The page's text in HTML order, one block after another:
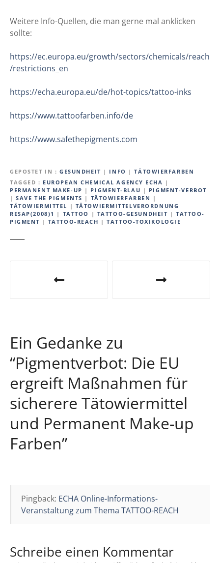
Weitere Info-Quellen, die man gerne mal anklicken
sollte:
https://ec.europa.eu/growth/sectors/chemicals/reach
/restrictions_en
https://echa.europa.eu/de/hot-topics/tattoo-inks
https://www.tattoofarben.info/de
https://www.safethepigments.com
GEPOSTET IN GESUNDHEIT | INFO |TÄTOWIERFARBEN
TAGGED
EUROPEAN CHEMICAL AGENCY ECHA |
PERMANENT MAKE-UP | PIGMENT-BLAU | PIGMENT-VERBOT
|SAVE THE PIGMENTS | TÄTOWIERFARBEN |
TÄTOWIERMITTEL | TÄTOWIERMITTELVERORDNUNG
RESAP(2008)1 | TATTOO | TATTOO-GESUNDHEIT |TATTOO-
PIGMENT | TATTOO-REACH |TATTOO-TOXIKOLOGIE
r
a
g
s
n
a
i
a
t
Ein Gedanke zu
“Pigmentverbot: Die EU
ergreift Maßnahmen für
sicherere Tätowiermittel
und Permanent Make-up
Farben”
Pingback: ECHA Online-Informations-
Veranstaltung zum Thema TATTOO-REACH
Schreibe einen Kommentar